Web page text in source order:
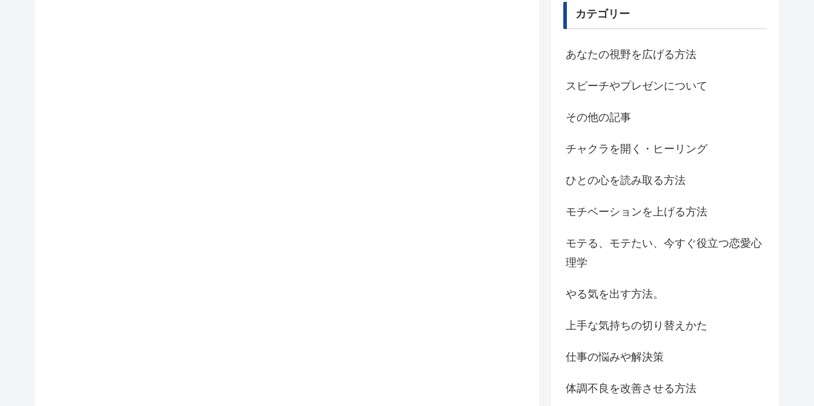
カテゴリー
あなたの視野を広げる方法
スピーチやプレゼンについて
その他の記事
チャクラを開く・ヒーリング
ひとの心を読み取る方法
モチベーションを上げる方法
モテる、モテたい、今すぐ役立つ恋愛心
理学
やる気を出す方法。
上手な気持ちの切り替えかた
仕事の悩みや解決策
体調不良を改善させる方法